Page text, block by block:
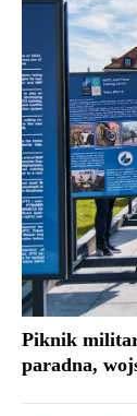
Piknik
paradna,